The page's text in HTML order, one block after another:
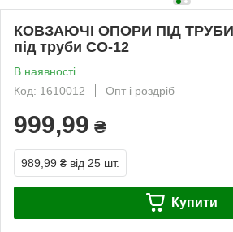
КОВЗАЮЧІ ОПОРИ ПІД
під труби СО-12
В наявності
Код: 1610012
Опт і роздріб
999,99 ₴
989,99 ₴ від 25 шт.
Купити